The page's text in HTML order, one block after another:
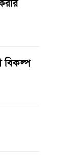
বিকল্প